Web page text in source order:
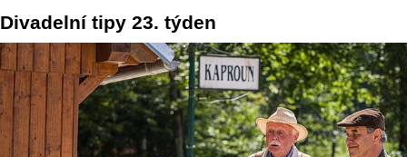
Divadelní tipy 23. týden